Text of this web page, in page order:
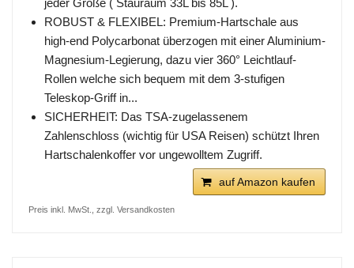
jeder Größe ( Stauraum 33L bis 85L ).
ROBUST & FLEXIBEL: Premium-Hartschale aus
high-end Polycarbonat überzogen mit einer Aluminium-
Magnesium-Legierung, dazu vier 360° Leichtlauf-
Rollen welche sich bequem mit dem 3-stufigen
Teleskop-Griff in...
SICHERHEIT: Das TSA-zugelassenem
Zahlenschloss (wichtig für USA Reisen) schützt Ihren
Hartschalenkoffer vor ungewolltem Zugriff.
auf Amazon kaufen
Preis inkl. MwSt., zzgl. Versandkosten